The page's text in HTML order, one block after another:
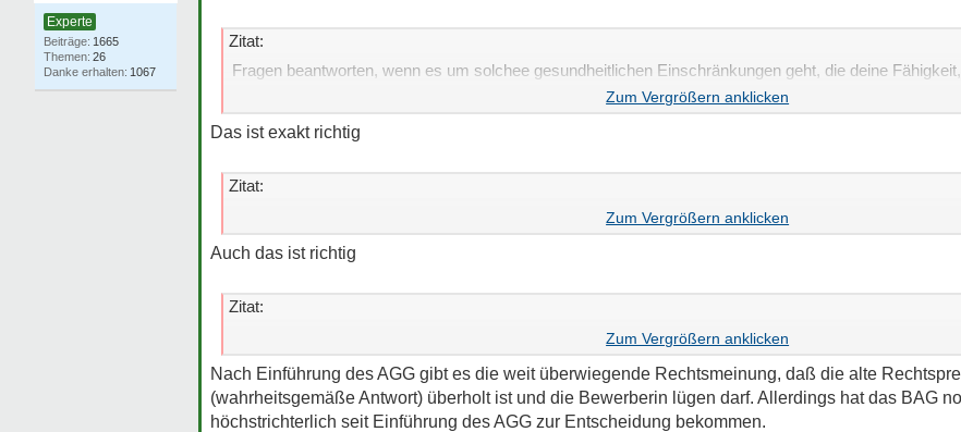
Experte
1665
26
1067
Zitat:
Fragen beantworten, wenn es um solchee gesundheitlichen Einschränkungen geht, die deine
Das ist exakt richtig
Zitat:
Du musst dem Arbeitgeber nicht mitteilen, dass du "schwerbehindert" bist.
Auch das ist richtig
Zitat:
Wie verhalte ich mich, wenn er mich nach meiner Behinderung fragt?
Nach Einführung des AGG gibt es die weit überwiegende Rechtsmeinung, daß die alte
(wahrheitsgemäße Antwort) überholt ist und die Bewerberin lügen darf. Allerdings hat das BAG
höchstrichterlich seit Einführung des AGG zur Entscheidung bekommen.